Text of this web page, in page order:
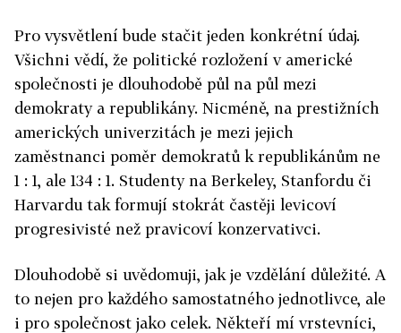
Pro vysvětlení bude stačit jeden konkrétní údaj.
Všichni vědí, že politické rozložení v americké
společnosti je dlouhodobě půl na půl mezi
demokraty a republikány. Nicméně, na prestižních
amerických univerzitách je mezi jejich
zaměstnanci poměr demokratů k republikánům ne
1 : 1, ale 134 : 1. Studenty na Berkeley, Stanfordu či
Harvardu tak formují stokrát častěji levicoví
progresivisté než pravicoví konzervativci.
Dlouhodobě si uvědomuji, jak je vzdělání důležité. A
to nejen pro každého samostatného jednotlivce, ale
i pro společnost jako celek. Někteří mí vrstevníci,